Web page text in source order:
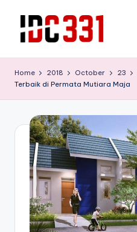
e
m
W
Edukasi
melepas
lelah
sekaliguis
mendidik
untuk
buah
hati
anda
Home 2018 October 23
Terbaik di Permata Mutiara Maja